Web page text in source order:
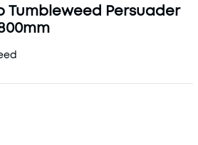
Tumbleweed Persuader